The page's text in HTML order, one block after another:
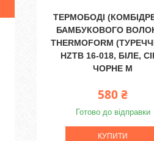
ТЕРМОБОДІ
БАМБУКОВОГО
THERMOFORM
HZTB 16-018, БІЛЕ,
ЧОРНЕ M
580 ₴
Готово до відправки
КУПИТИ